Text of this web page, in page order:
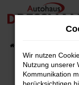
Zum
Hauptinhalt
Wir nutzen
Nutzung unserer
Kommunikation